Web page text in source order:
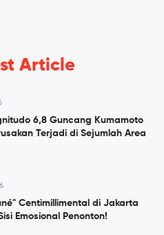
Article
6,8 Guncang Kumamoto
Terjadi di Sejumlah Area
Centimillimental di Jakarta
Emosional Penonton!